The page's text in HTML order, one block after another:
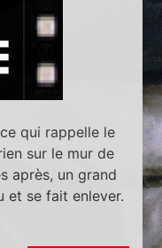
qui rappelle le
sur le mur de
après, un grand
et se fait enlever.